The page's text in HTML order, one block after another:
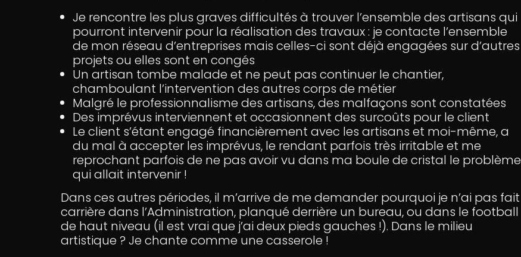
Je rencontre les plus graves difficultés à trouver l’ensemble des artisans qui
pourront intervenir pour la réalisation des travaux : je contacte l’ensemble
de mon réseau d’entreprises mais celles-ci sont déjà engagées sur d’autres
projets ou elles sont en congés
Un artisan tombe malade et ne peut pas continuer le chantier,
chamboulant l’intervention des autres corps de métier
Malgré le professionnalisme des artisans, des malfaçons sont constatées
Des imprévus interviennent et occasionnent des surcoûts pour le client
Le client s’étant engagé financièrement avec les artisans et moi-même, a
du mal à accepter les imprévus, le rendant parfois très irritable et me
reprochant parfois de ne pas avoir vu dans ma boule de cristal le problème
qui allait intervenir !
Dans ces autres périodes, il m’arrive de me demander pourquoi je n’ai pas fait
carrière dans l’Administration, planqué derrière un bureau, ou dans le football
de haut niveau (il est vrai que j’ai deux pieds gauches !). Dans le milieu
artistique ? Je chante comme une casserole !